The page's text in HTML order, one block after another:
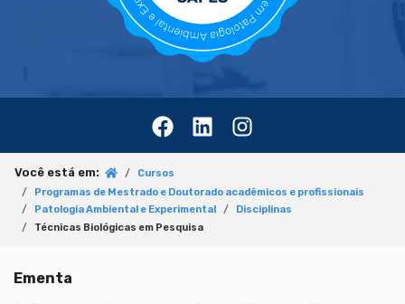
Você está em:
Cursos
Programas de Mestrado e Doutorado acadêmicos e profissionais
Patologia Ambiental e Experimental
Disciplinas
Técnicas Biológicas em Pesquisa
Ementa